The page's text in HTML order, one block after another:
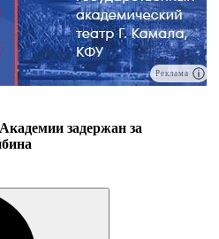
Реклама
задержан за